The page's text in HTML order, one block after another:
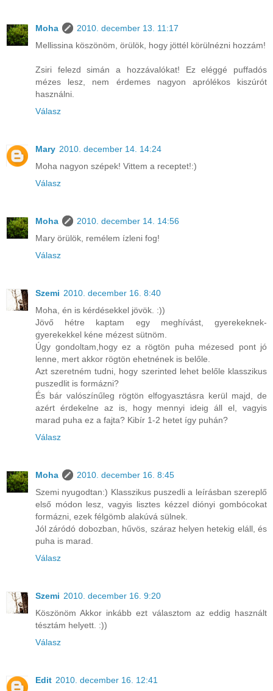
Moha
2010. december 13. 11:17
Mellissina köszönöm, örülök, hogy jöttél körülnézni hozzám!
Zsiri felezd simán a hozzávalókat! Ez eléggé puffadós
mézes lesz, nem érdemes nagyon aprólékos kiszúrót
használni.
Válasz
Mary 2010. december 14. 14:24
Moha nagyon szépek! Vittem a receptet!:)
Válasz
Moha
2010. december 14. 14:56
Mary örülök, remélem ízleni fog!
Válasz
Szemi 2010. december 16. 8:40
Moha, én is kérdésekkel jövök. :))
Jövő hétre kaptam egy meghívást, gyerekeknek-
gyerekekkel kéne mézest sütnöm.
Úgy gondoltam,hogy ez a rögtön puha mézesed pont jó
lenne, mert akkor rögtön ehetnének is belőle.
Azt szeretném tudni, hogy szerinted lehet belőle klasszikus
puszedlit is formázni?
És bár valószínűleg rögtön elfogyasztásra kerül majd, de
azért érdekelne az is, hogy mennyi ideig áll el, vagyis
marad puha ez a fajta? Kibír 1-2 hetet így puhán?
Válasz
Moha
2010. december 16. 8:45
Szemi nyugodtan:) Klasszikus puszedli a leírásban szereplő
első módon lesz, vagyis lisztes kézzel diónyi gombócokat
formázni, ezek félgömb alakúvá sülnek.
Jól záródó dobozban, hűvös, száraz helyen hetekig eláll, és
puha is marad.
Válasz
Szemi 2010. december 16. 9:20
Köszönöm Akkor inkább ezt választom az eddig használt
tésztám helyett. :))
Válasz
Edit 2010. december 16. 12:41